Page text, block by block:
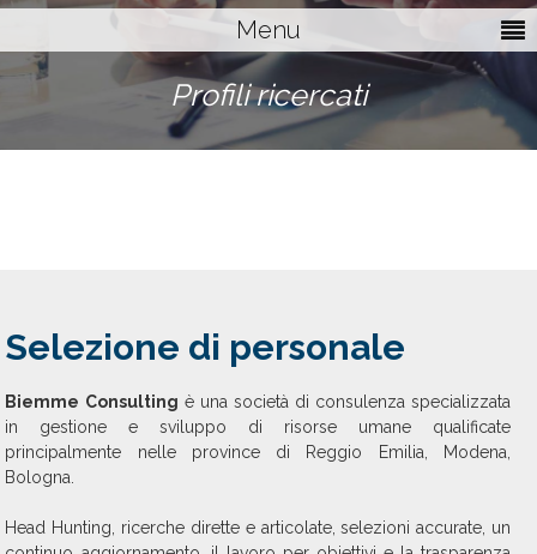
Menu
Profili ricercati
Selezione di personale
Biemme Consulting è una società di consulenza specializzata
in gestione e sviluppo di risorse umane qualificate
principalmente nelle province di Reggio Emilia, Modena,
Bologna.
Head Hunting, ricerche dirette e articolate, selezioni accurate, un